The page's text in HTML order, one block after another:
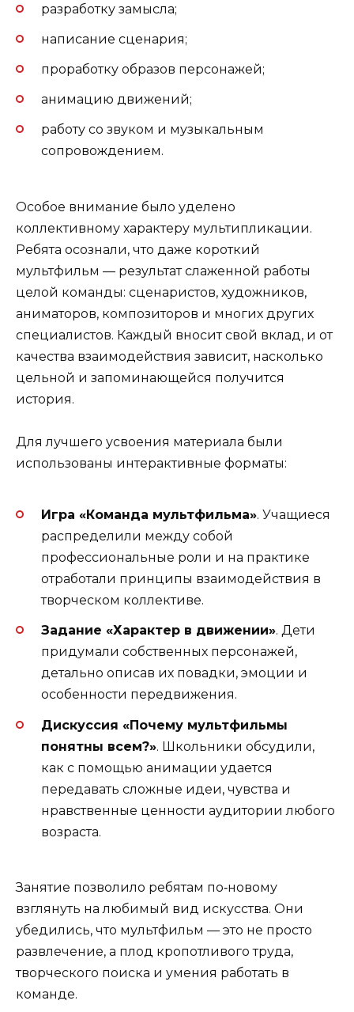
разработку замысла;
написание сценария;
проработку образов персонажей;
анимацию движений;
работу со звуком и музыкальным
сопровождением.
Особое внимание было уделено
коллективному характеру мультипликации.
Ребята осознали, что даже короткий
мультфильм — результат слаженной работы
целой команды: сценаристов, художников,
аниматоров, композиторов и многих других
специалистов. Каждый вносит свой вклад, и от
качества взаимодействия зависит, насколько
цельной и запоминающейся получится
история.
Для лучшего усвоения материала были
использованы интерактивные форматы:
Игра «Команда мультфильма». Учащиеся
распределили между собой
профессиональные роли и на практике
отработали принципы взаимодействия в
творческом коллективе.
Задание «Характер в движении». Дети
придумали собственных персонажей,
детально описав их повадки, эмоции и
особенности передвижения.
Дискуссия «Почему мультфильмы
понятны всем?». Школьники обсудили,
как с помощью анимации удается
передавать сложные идеи, чувства и
нравственные ценности аудитории любого
возраста.
Занятие позволило ребятам по‑новому
взглянуть на любимый вид искусства. Они
убедились, что мультфильм — это не просто
развлечение, а плод кропотливого труда,
творческого поиска и умения работать в
команде.